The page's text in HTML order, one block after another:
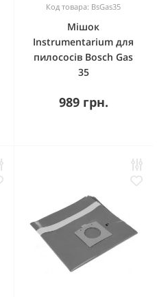
Код товара: BsGas35
Мішок
Instrumentarium для
пилососів Bosch Gas
35
989 грн.